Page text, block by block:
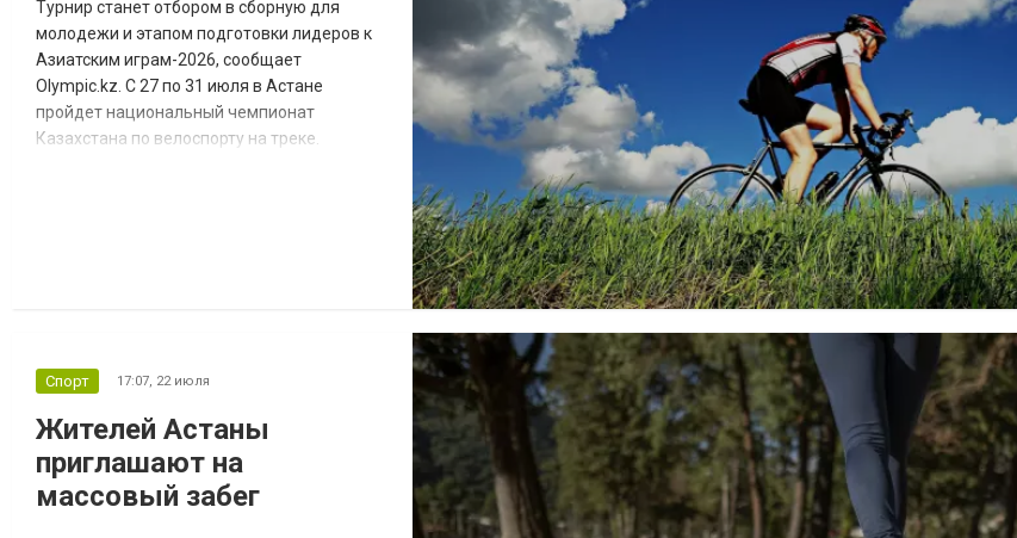
Турнир станет отбором в сборную для
молодежи и этапом подготовки лидеров к
Азиатским играм-2026, сообщает
Olympic.kz. С 27 по 31 июля в Астане
пройдет национальный чемпионат
Казахстана по велоспорту на треке.
Спорт 17:07, 22 июля
Жителей Астаны
приглашают на
массовый забег